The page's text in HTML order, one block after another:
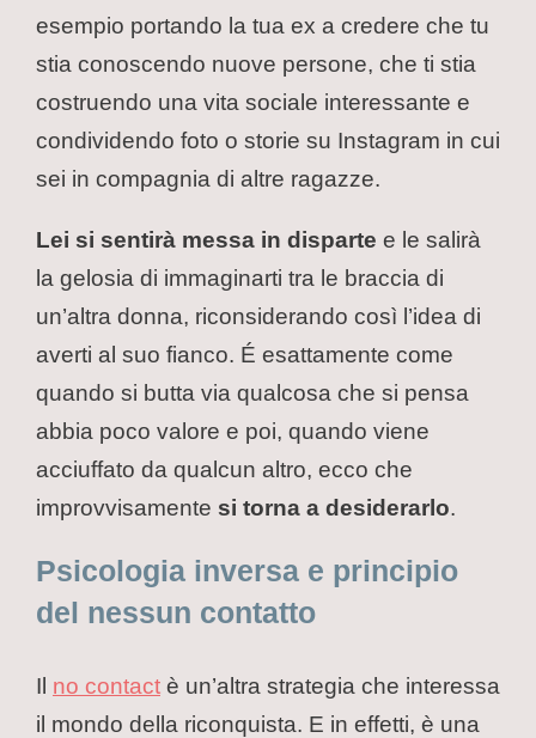
esempio portando la tua ex a credere che tu
stia conoscendo nuove persone, che ti stia
costruendo una vita sociale interessante e
condividendo foto o storie su Instagram in cui
sei in compagnia di altre ragazze.
Lei si sentirà messa in disparte e le salirà
la gelosia di immaginarti tra le braccia di
un’altra donna, riconsiderando così l’idea di
averti al suo fianco. É esattamente come
quando si butta via qualcosa che si pensa
abbia poco valore e poi, quando viene
acciuffato da qualcun altro, ecco che
improvvisamente si torna a desiderarlo.
Psicologia inversa e principio
del nessun contatto
Il no contact è un’altra strategia che interessa
il mondo della riconquista. E in effetti, è una